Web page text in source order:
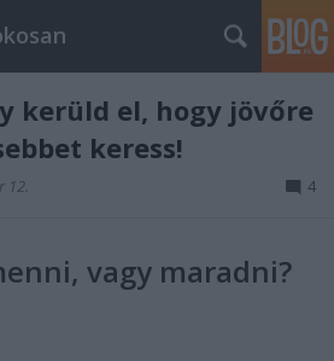
kerüld el, hogy jövőre
keress!
12. 4
vagy maradni?